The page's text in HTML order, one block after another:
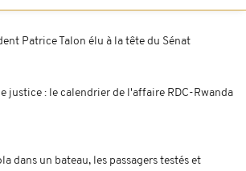
Patrice Talon élu à la tête du Sénat
justice : le calendrier de l'affaire RDC-Rwanda
dans un bateau, les passagers testés et